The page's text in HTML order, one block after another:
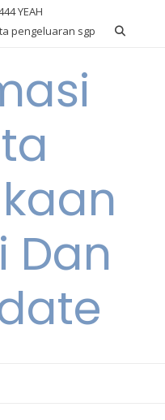
YEAH
pengeluaran sgp
Dan